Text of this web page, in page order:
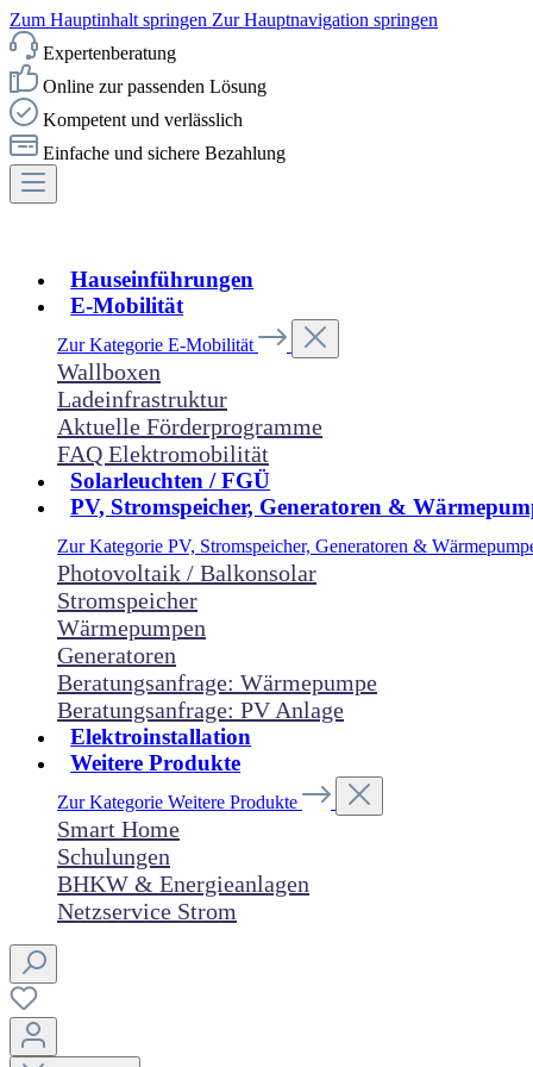
Zum Hauptinhalt springen Zur Hauptnavigation springen
Expertenberatung
Online zur passenden Lösung
Kompetent und verlässlich
Einfache und sichere Bezahlung
Hauseinführungen
E-Mobilität
Zur Kategorie E-Mobilität
Wallboxen
Ladeinfrastruktur
Aktuelle Förderprogramme
FAQ Elektromobilität
Solarleuchten / FGÜ
PV, Stromspeicher, Generatoren &
Zur Kategorie PV, Stromspeicher, Generatoren &
Photovoltaik / Balkonsolar
Stromspeicher
Wärmepumpen
Generatoren
Beratungsanfrage: Wärmepumpe
Beratungsanfrage: PV Anlage
Elektroinstallation
Weitere Produkte
Zur Kategorie Weitere Produkte
Smart Home
Schulungen
BHKW & Energieanlagen
Netzservice Strom